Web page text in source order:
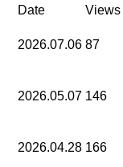
Date Views
2026.07.06 87
2026.05.07 146
2026.04.28 166